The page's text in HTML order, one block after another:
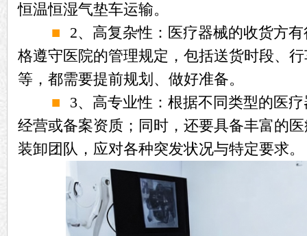
恒温恒湿气垫车运输。
■ 2、高复杂性：医疗器械的收货方
格遵守医院的管理规定，包括送货时段、
等，都需要提前规划、做好准备。
■ 3、高专业性：根据不同类型的医
经营或备案资质；同时，还要具备丰富的
装卸团队，应对各种突发状况与特定要求。